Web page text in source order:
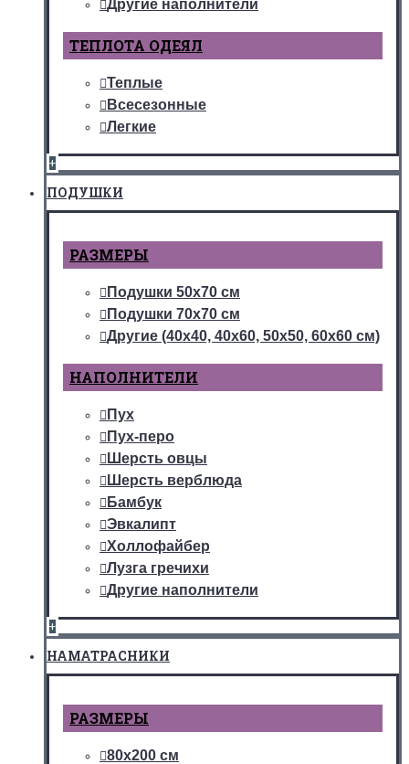
Другие наполнители
ТЕПЛОТА ОДЕЯЛ
Теплые
Всесезонные
Легкие
+
ПОДУШКИ
РАЗМЕРЫ
Подушки 50х70 см
Подушки 70х70 см
Другие (40х40, 40х60, 50х50, 60х60 см)
НАПОЛНИТЕЛИ
Пух
Пух-перо
Шерсть овцы
Шерсть верблюда
Бамбук
Эвкалипт
Холлофайбер
Лузга гречихи
Другие наполнители
+
НАМАТРАСНИКИ
РАЗМЕРЫ
80х200 см